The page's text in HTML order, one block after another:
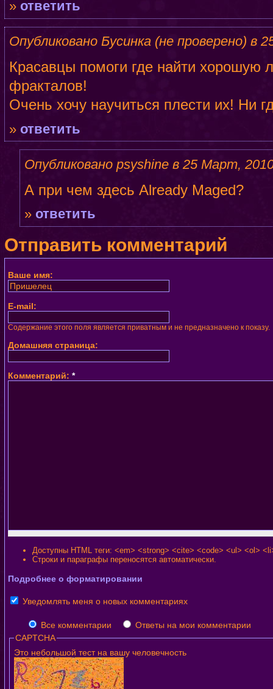
» ответить
Опубликовано Бусинка (не проверено) в
Красавцы помоги где найти хорошую
фракталов!
Очень хочу научиться плести их! Ни
» ответить
Опубликовано psyshine в 25 Март,
А при чем здесь Already Maged?
» ответить
Отправить комментарий
Ваше имя:
E-mail:
Содержание этого поля является приватным и не предназначено к показу.
Домашняя страница:
Комментарий:*
Доступны HTML теги: <em> <strong> <cite> <code> <ul> <ol>
Строки и параграфы переносятся автоматически.
Подробнее о форматировании
Уведомлять меня о новых комментариях
Все комментарии
Ответы на мои комментарии
CAPTCHA
Это небольшой тест на вашу человечность